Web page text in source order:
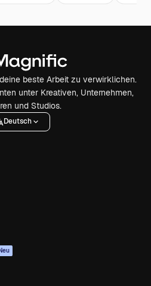
beste Arbeit zu verwirklichen.
unter Kreativen, Unternehmen,
und Studios.
Deutsch